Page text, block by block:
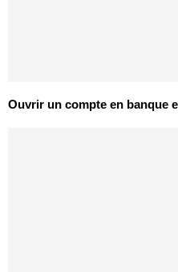
Ouvrir un compte en banque